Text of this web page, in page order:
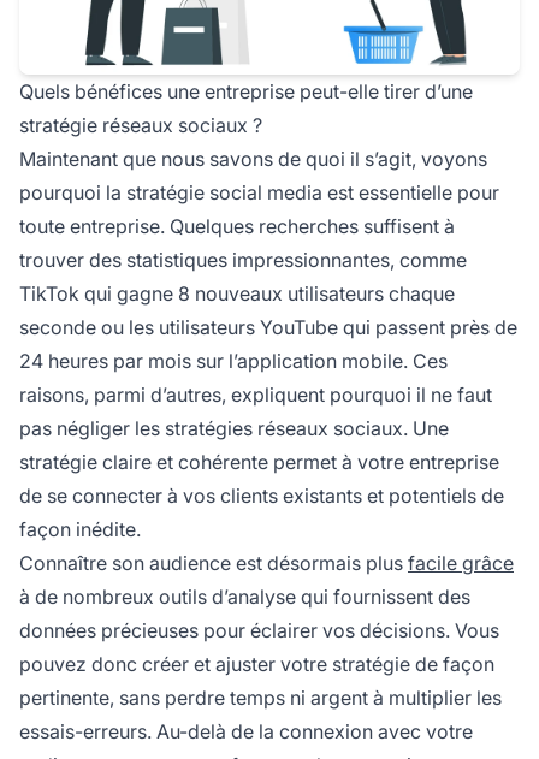
Quels bénéfices une entreprise peut-elle tirer d’une
stratégie réseaux sociaux ?
Maintenant que nous savons de quoi il s’agit, voyons
pourquoi la stratégie social media est essentielle pour
toute entreprise. Quelques recherches suffisent à
trouver des statistiques impressionnantes, comme
TikTok qui gagne 8 nouveaux utilisateurs chaque
seconde ou les utilisateurs YouTube qui passent près de
24 heures par mois sur l’application mobile. Ces
raisons, parmi d’autres, expliquent pourquoi il ne faut
pas négliger les stratégies réseaux sociaux. Une
stratégie claire et cohérente permet à votre entreprise
de se connecter à vos clients existants et potentiels de
façon inédite.
Connaître son audience est désormais plus facile grâce
à de nombreux outils d’analyse qui fournissent des
données précieuses pour éclairer vos décisions. Vous
pouvez donc créer et ajuster votre stratégie de façon
pertinente, sans perdre temps ni argent à multiplier les
essais-erreurs. Au-delà de la connexion avec votre